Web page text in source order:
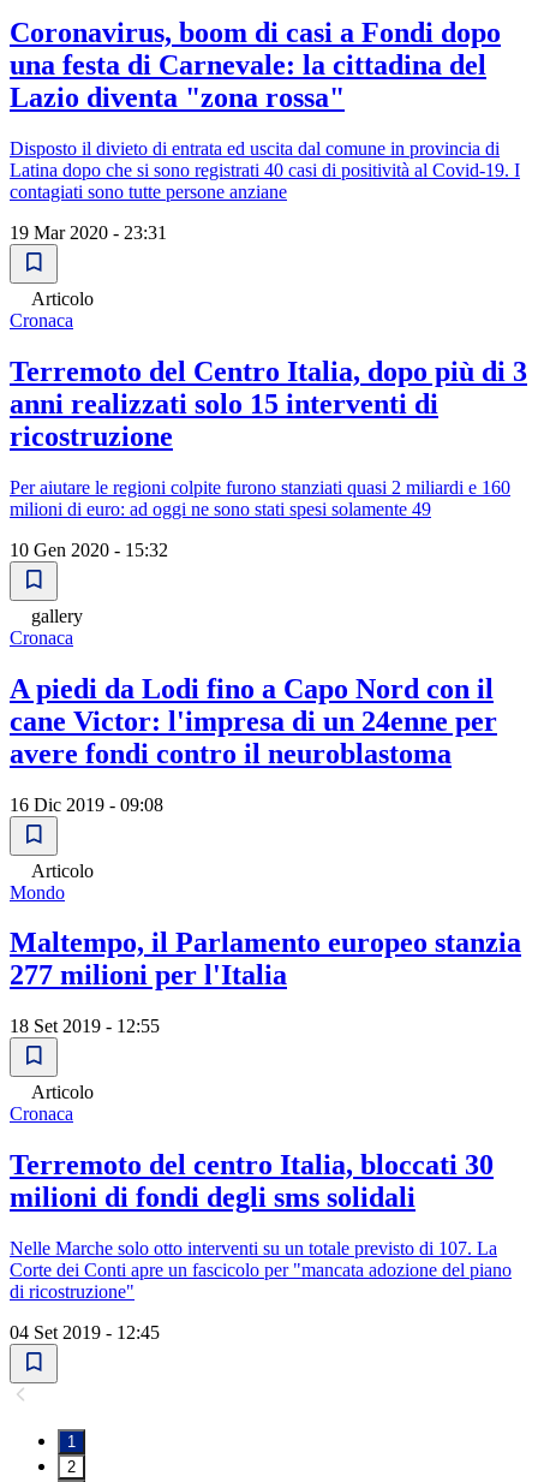
Coronavirus, boom di casi a Fondi dopo
una festa di Carnevale: la cittadina del
Lazio diventa "zona rossa"
Disposto il divieto di entrata ed uscita dal comune in provincia di
Latina dopo che si sono registrati 40 casi di positività al Covid-19. I
contagiati sono tutte persone anziane
19 Mar 2020 - 23:31
Articolo
Cronaca
Terremoto del Centro Italia, dopo più di 3
anni realizzati solo 15 interventi di
ricostruzione
Per aiutare le regioni colpite furono stanziati quasi 2 miliardi e 160
milioni di euro: ad oggi ne sono stati spesi solamente 49
10 Gen 2020 - 15:32
gallery
Cronaca
A piedi da Lodi fino a Capo Nord con il
cane Victor: l'impresa di un 24enne per
avere fondi contro il neuroblastoma
16 Dic 2019 - 09:08
Articolo
Mondo
Maltempo, il Parlamento europeo stanzia
277 milioni per l'Italia
18 Set 2019 - 12:55
Articolo
Cronaca
Terremoto del centro Italia, bloccati 30
milioni di fondi degli sms solidali
Nelle Marche solo otto interventi su un totale previsto di 107. La
Corte dei Conti apre un fascicolo per "mancata adozione del piano
di ricostruzione"
04 Set 2019 - 12:45
1
2